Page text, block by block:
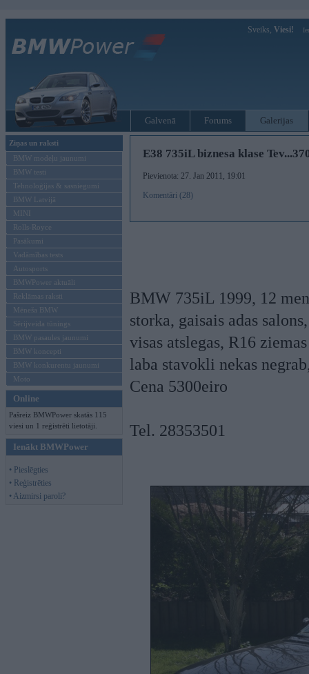
Sveiks, Viesi!
Galvenā Forums Galerijas
Ziņas un raksti
BMW modeļu jaunumi
BMW testi
Tehnoloģijas & sasniegumi
BMW Latvijā
MINI
Rolls-Royce
Pasākumi
Vadāmības tests
Autosports
BMWPower aktuāli
Reklāmas raksti
Mēneša BMW
Sērijveida tūnings
BMW pasaules jaunumi
BMW koncepti
BMW konkurentu jaunumi
Moto
Online
Pašreiz BMWPower skatās 115
viesi un 1 reģistrēti lietotāji.
Ienākt BMWPower
• Pieslēgties
• Reģistrēties
• Aizmirsi paroli?
E38 735iL biznesa klase
Pievienota: 27. Jan 2011, 19:01
Komentāri (28)
BMW 735iL 1999, 12
storka, gaisais adas
visas atslegas, R16
laba stavokli nekas
Cena 5300eiro
Tel. 28353501